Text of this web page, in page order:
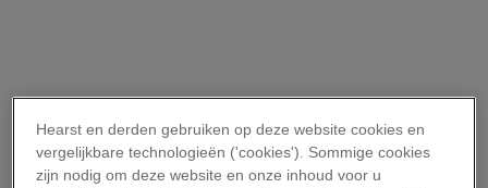
Hearst en derden gebruiken op deze website cookies en
vergelijkbare technologieën ('cookies'). Sommige cookies
zijn nodig om deze website en onze inhoud voor u